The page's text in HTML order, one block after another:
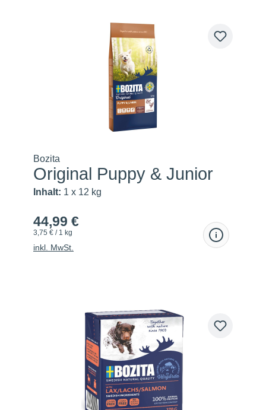
Bozita
Original Puppy & Junior
Inhalt: 1 x 12 kg
44,99 €
3,75 € / 1 kg
inkl. MwSt.